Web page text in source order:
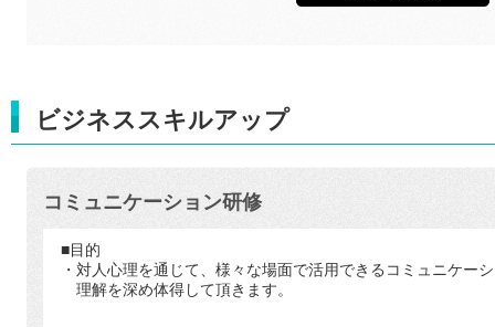
ビジネススキルアップ
コミュニケーション研修
■目的
・対人心理を通じて、様々な場面で活用できるコミュニケー
理解を深め体得して頂きます。